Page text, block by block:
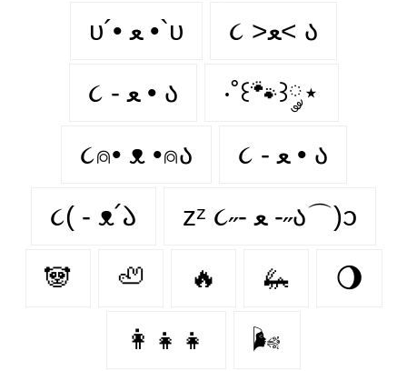
υ´• ﻌ •`υ ૮ >ﻌ< ა
૮ - ﻌ • ა⁩ ‧˚꒰🐾꒱༘⋆
૮⍝• ᴥ •⍝ა ૮ - ﻌ • ა
૮( - ᴥ՛𑁬 zᶻ ૮˶- ﻌ -˶ა⌒)ᦱ
🐼 🦥 🔥 🦗 🌖
👩‍👧‍👧 🌬️